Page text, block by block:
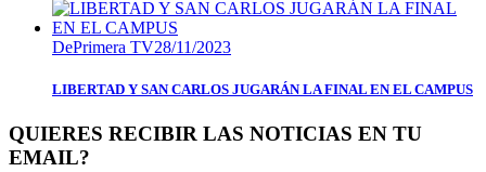
DePrimera TV28/11/2023
LIBERTAD Y SAN CARLOS JUGARÁN LA FINAL EN EL CAMPUS
QUIERES RECIBIR LAS NOTICIAS EN TU
EMAIL?